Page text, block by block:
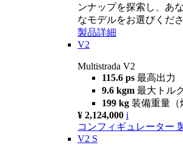
ンナップを探索し、あ
なモデルをお選びくださ
製品詳細
V2
Multistrada V2
115.6 ps 最高出力
9.6 kgm 最大トル
199 kg 装備重量（
¥ 2,124,000 i
コンフィギュレーター
V2 S